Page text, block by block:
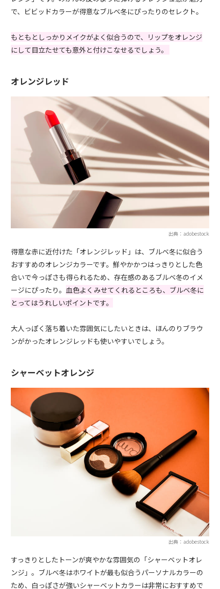
で、ビビッドカラーが得意なブルベ冬にぴったりのセレクト。
もともとしっかりメイクがよく似合うので、リップをオレンジ
にして目立たせても意外と付けこなせるでしょう。
オレンジレッド
出典：adobestock
得意な赤に近付けた「オレンジレッド」は、ブルベ冬に似合う
おすすめのオレンジカラーです。鮮やかかつはっきりとした色
合いで今っぽさも得られるため、存在感のあるブルベ冬のイメ
ージにぴったり。血色よくみせてくれるところも、ブルベ冬に
とってはうれしいポイントです。
大人っぽく落ち着いた雰囲気にしたいときは、ほんのりブラウ
ンがかったオレンジレッドも使いやすいでしょう。
シャーベットオレンジ
出典：adobestock
すっきりとしたトーンが爽やかな雰囲気の「シャーベットオレ
ンジ」。ブルベ冬はホワイトが最も似合うパーソナルカラーの
ため、白っぽさが強いシャーベットカラーは非常におすすめで